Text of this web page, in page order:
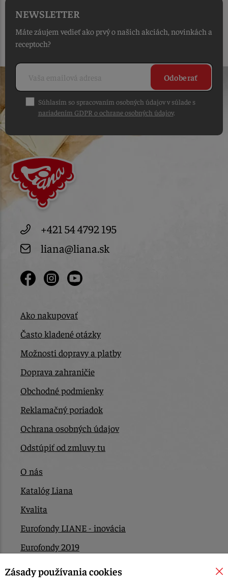
NEWSLETTER
Máte záujem vedieť ako prvý o našich akciách, novinkách a
receptoch?
Odoberať
Súhlasím so spracovaním osobných údajov v súlade s
nariadením GDPR o ochrane osobných údajov.
+421 54 4792 195
liana@liana.sk
Ako nakupovať
Často kladené otázky
Možnosti dopravy a platby
Doprava zahraničie
Obchodné podmienky
Reklamačný poriadok
Ochrana osobných údajov
Odstúpiť od zmluvy tu
O nás
Katalóg Liana
Kvalita
Eurofondy LIANE - inovácia
Eurofondy 2019
Eurofondy 2022/2023
Zásady používania cookies